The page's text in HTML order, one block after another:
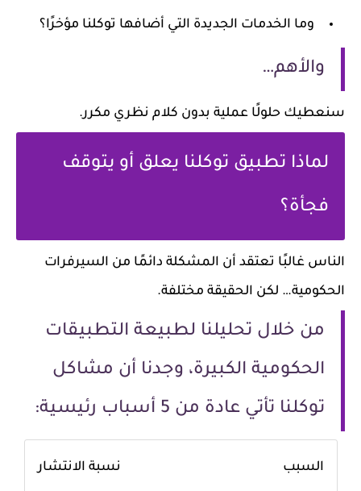
وما الخدمات الجديدة التي أضافها توكلنا مؤخرًا؟
والأهم…
سنعطيك حلولًا عملية بدون كلام نظري مكرر.
لماذا تطبيق توكلنا يعلق أو يتوقف
فجأة؟
الناس غالبًا تعتقد أن المشكلة دائمًا من السيرفرات
الحكومية… لكن الحقيقة مختلفة.
من خلال تحليلنا لطبيعة التطبيقات
الحكومية الكبيرة، وجدنا أن مشاكل
توكلنا تأتي عادة من 5 أسباب رئيسية:
السبب نسبة الانتشار